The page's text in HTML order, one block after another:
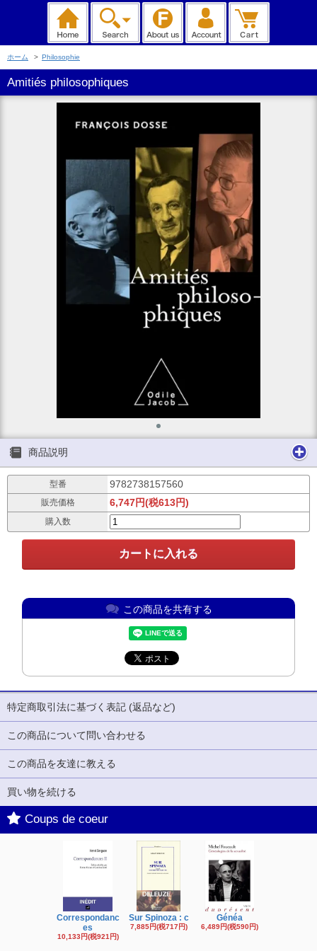
ホーム > Philosophie
Amitiés philosophiques
商品説明
型番 9782738157560
販売価格 6,747円(税613円)
購入数
この商品を共有する
特定商取引法に基づく表記 (返品など)
この商品について問い合わせる
この商品を友達に教える
買い物を続ける
Coups de coeur
Correspondanc
es
10,133円(税921円)
Sur Spinoza : c
7,885円(税717円)
Généa
6,489円(税590円)